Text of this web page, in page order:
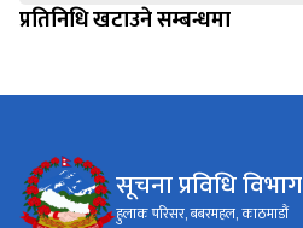
प्रतिनिधि खटाउने सम्बन्धमा
सूचना प्रविधि विभाग
हुलाक परिसर, बबरमहल, काठमाडौं